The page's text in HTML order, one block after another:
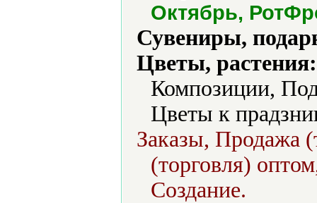
Октябрь,
Сувениры,
Цветы, растения:
Композиции,
Цветы к
Заказы, Продажа
(торговля)
Создание.